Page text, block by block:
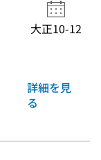
大正10-12
詳細を見
る